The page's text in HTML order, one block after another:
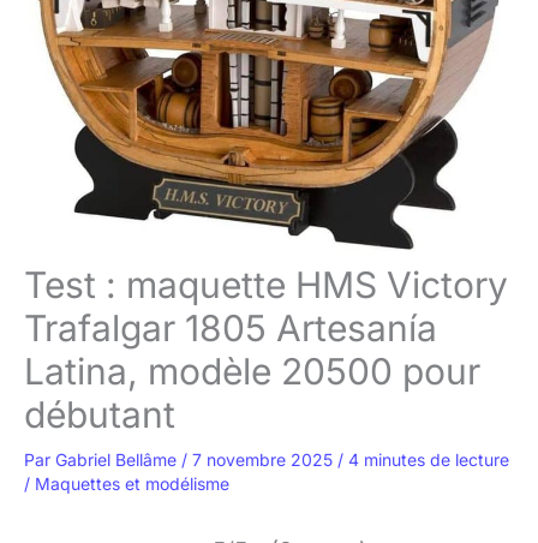
Test : maquette HMS Victory
Trafalgar 1805 Artesanía
Latina, modèle 20500 pour
débutant
Par Gabriel Bellâme / 7 novembre 2025 / 4 minutes de lecture
/ Maquettes et modélisme